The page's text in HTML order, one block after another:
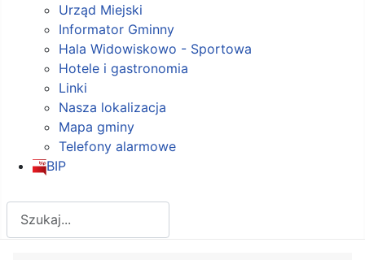
Urząd Miejski
Informator Gminny
Hala Widowiskowo - Sportowa
Hotele i gastronomia
Linki
Nasza lokalizacja
Mapa gminy
Telefony alarmowe
BIP